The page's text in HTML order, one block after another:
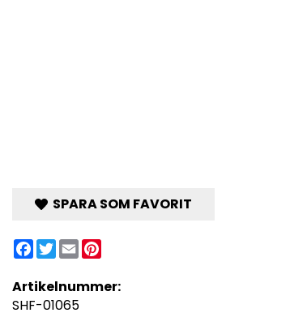
SPARA SOM FAVORIT
Facebook
Twitter
Email
Artikelnummer:
SHF-01065